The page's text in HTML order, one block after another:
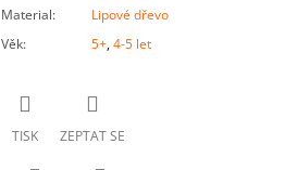
Material:
Lipové dřevo
Věk: 5+,4-5 let
TISK ZEPTAT SE